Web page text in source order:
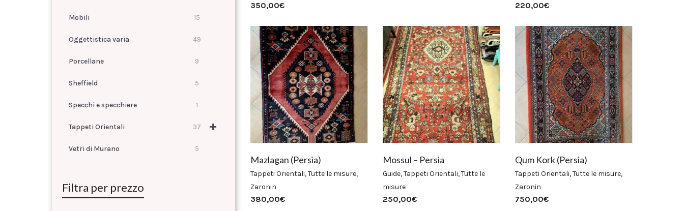
350,00€ 220,00€
Mazlagan (Persia)
Tappeti Orientali,Tutte le misure,
Zaronin
380,00€
Mossul – Persia
Guide,Tappeti Orientali,Tutte le
misure
250,00€
Qum Kork (Persia)
Tappeti Orientali,Tutte le misure,
Zaronin
750,00€
Mobili 15
Oggettistica varia 49
Porcellane 9
Sheffield 5
Specchi e specchiere 1
Tappeti Orientali 37
Vetri di Murano 5
Filtra per prezzo